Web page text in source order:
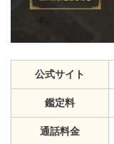
公式サイト
鑑定料
通話料金